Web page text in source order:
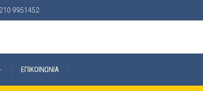
210 9951452
ΕΠΙΚΟΙΝΩΝΙΑ